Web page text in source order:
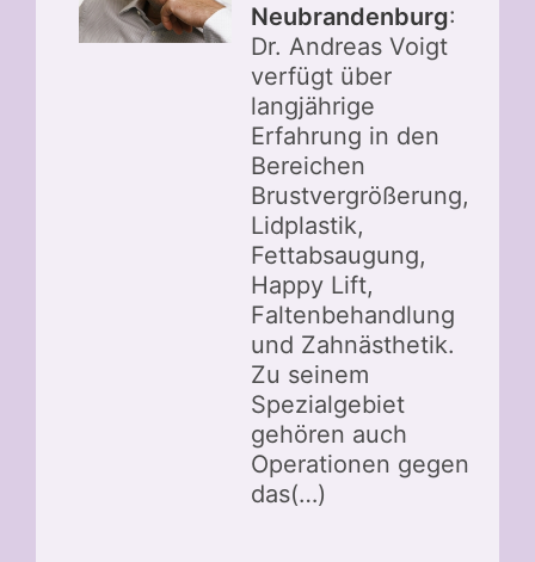
Neubrandenburg:
Dr. Andreas Voigt
verfügt über
langjährige
Erfahrung in den
Bereichen
Brustvergrößerung,
Lidplastik,
Fettabsaugung,
Happy Lift,
Faltenbehandlung
und Zahnästhetik.
Zu seinem
Spezialgebiet
gehören auch
Operationen gegen
das(…)